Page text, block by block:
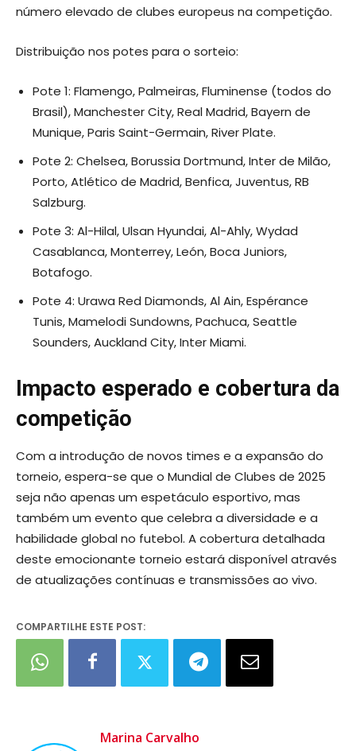
número elevado de clubes europeus na competição.
Distribuição nos potes para o sorteio:
Pote 1: Flamengo, Palmeiras, Fluminense (todos do
Brasil), Manchester City, Real Madrid, Bayern de
Munique, Paris Saint-Germain, River Plate.
Pote 2: Chelsea, Borussia Dortmund, Inter de Milão,
Porto, Atlético de Madrid, Benfica, Juventus, RB
Salzburg.
Pote 3: Al-Hilal, Ulsan Hyundai, Al-Ahly, Wydad
Casablanca, Monterrey, León, Boca Juniors,
Botafogo.
Pote 4: Urawa Red Diamonds, Al Ain, Espérance
Tunis, Mamelodi Sundowns, Pachuca, Seattle
Sounders, Auckland City, Inter Miami.
Impacto esperado e cobertura da
competição
Com a introdução de novos times e a expansão do
torneio, espera-se que o Mundial de Clubes de 2025
seja não apenas um espetáculo esportivo, mas
também um evento que celebra a diversidade e a
habilidade global no futebol. A cobertura detalhada
deste emocionante torneio estará disponível através
de atualizações contínuas e transmissões ao vivo.
COMPARTILHE ESTE POST:
Marina Carvalho